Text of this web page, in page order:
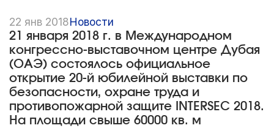
22 янв 2018Новости
21 января 2018 г. в Международном
конгрессно-выставочном центре Дубая
(ОАЭ) состоялось официальное
открытие 20-й юбилейной выставки по
безопасности, охране труда и
противопожарной защите INTERSEC 2018.
На площади свыше 60000 кв. м